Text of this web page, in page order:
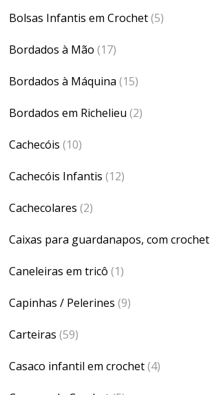
Bolsas Infantis em Crochet(5)
Bordados à Mão (17)
Bordados à Máquina (15)
Bordados em Richelieu (2)
Cachecóis (10)
Cachecóis Infantis (12)
Cachecolares (2)
Caixas para guardanapos, com crochet
Caneleiras em tricô (1)
Capinhas / Pelerines (9)
Carteiras (59)
Casaco infantil em crochet(4)